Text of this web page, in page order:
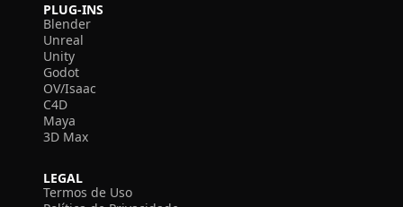
PLUG-INS
Blender
Unreal
Unity
Godot
OV/Isaac
C4D
Maya
3D Max
LEGAL
Termos de Uso